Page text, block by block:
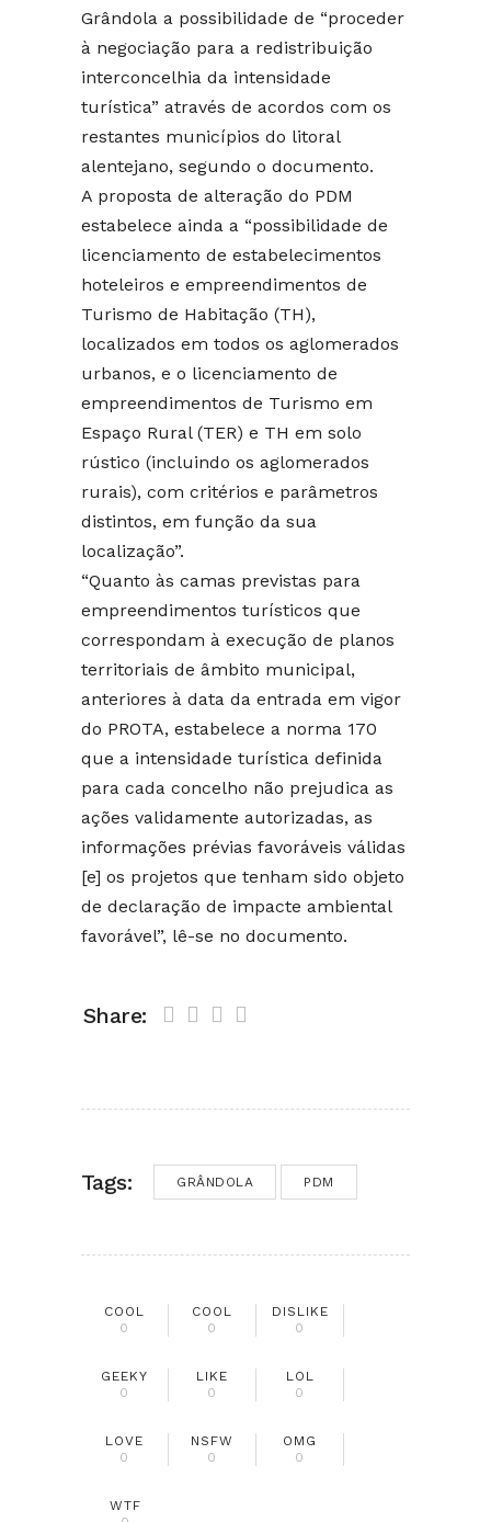
Grândola a possibilidade de “proceder
à negociação para a redistribuição
interconcelhia da intensidade
turística” através de acordos com os
restantes municípios do litoral
alentejano, segundo o documento.
A proposta de alteração do PDM
estabelece ainda a “possibilidade de
licenciamento de estabelecimentos
hoteleiros e empreendimentos de
Turismo de Habitação (TH),
localizados em todos os aglomerados
urbanos, e o licenciamento de
empreendimentos de Turismo em
Espaço Rural (TER) e TH em solo
rústico (incluindo os aglomerados
rurais), com critérios e parâmetros
distintos, em função da sua
localização”.
“Quanto às camas previstas para
empreendimentos turísticos que
correspondam à execução de planos
territoriais de âmbito municipal,
anteriores à data da entrada em vigor
do PROTA, estabelece a norma 170
que a intensidade turística definida
para cada concelho não prejudica as
ações validamente autorizadas, as
informações prévias favoráveis válidas
[e] os projetos que tenham sido objeto
de declaração de impacte ambiental
favorável”, lê-se no documento.
Share:
Tags: GRÂNDOLA PDM
COOL
0
COOL
0
DISLIKE
0
GEEKY
0
LIKE
0
LOL
0
LOVE
0
NSFW
0
OMG
0
WTF